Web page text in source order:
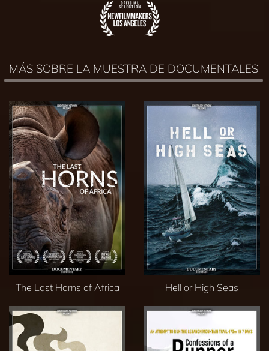
MÁS SOBRE LA MUESTRA DE DOCUMENTALES
The Last Horns of Africa Hell or High Seas